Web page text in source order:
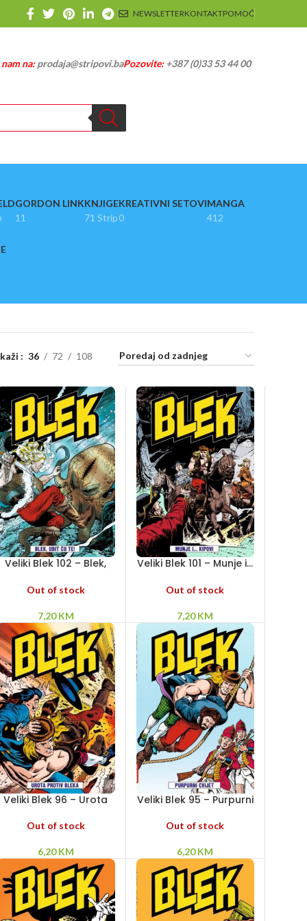
NEWSLETTERKONTAKTPOMOĆ
na:prodaja@stripovi.baPozovite:+387 (0)33 53 44 00
GORDON LINK
11
KNJIGE
71 Strip
KREATIVNI SETOVI
0
MANGA
412
36 72 108
Veliki Blek 102 – Blek,
Out of stock
7,20KM
Veliki Blek 101 – Munje i…
Out of stock
7,20KM
Veliki Blek 96 – Urota
Out of stock
6,20KM
Veliki Blek 95 – Purpurni
Out of stock
6,20KM